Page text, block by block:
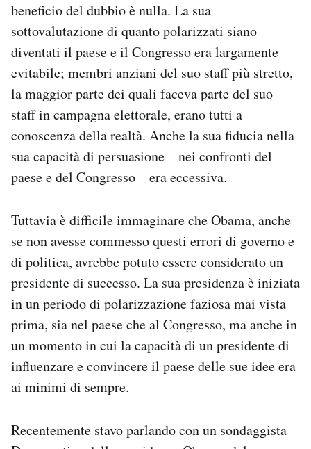
beneficio del dubbio è nulla. La sua
sottovalutazione di quanto polarizzati siano
diventati il paese e il Congresso era largamente
evitabile; membri anziani del suo staff più stretto,
la maggior parte dei quali faceva parte del suo
staff in campagna elettorale, erano tutti a
conoscenza della realtà. Anche la sua fiducia nella
sua capacità di persuasione – nei confronti del
paese e del Congresso – era eccessiva.
Tuttavia è difficile immaginare che Obama, anche
se non avesse commesso questi errori di governo e
di politica, avrebbe potuto essere considerato un
presidente di successo. La sua presidenza è iniziata
in un periodo di polarizzazione faziosa mai vista
prima, sia nel paese che al Congresso, ma anche in
un momento in cui la capacità di un presidente di
influenzare e convincere il paese delle sue idee era
ai minimi di sempre.
Recentemente stavo parlando con un sondaggista